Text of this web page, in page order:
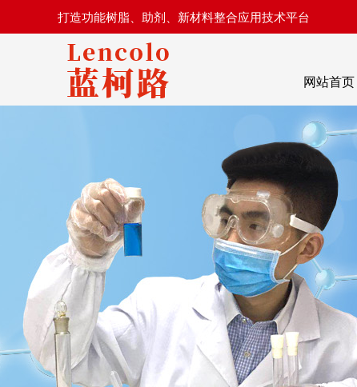
打造功能树脂、助剂、新材料整合应用技术平台
网站首页